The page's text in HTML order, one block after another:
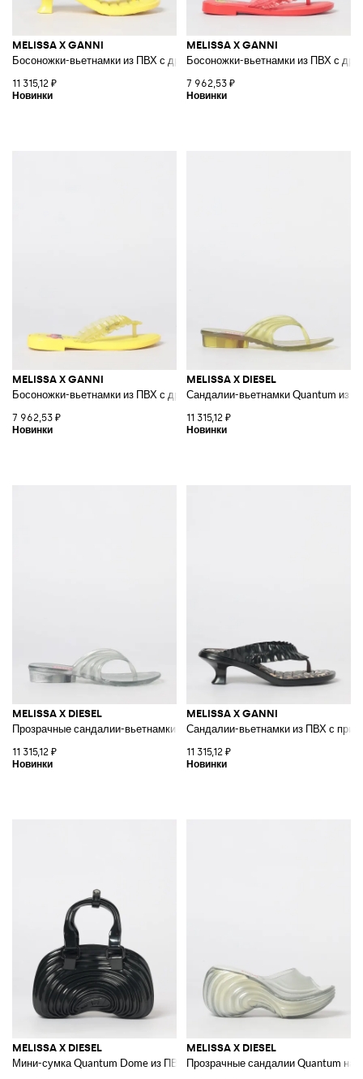
MELISSA X GANNI
Босоножки-вьетнамки из ПВХ с драпировкой и низким каблуком
11 315,12 ₽
MELISSA X GANNI
Босоножки-вьетнамки из ПВХ с
7 962,53 ₽
MELISSA X GANNI
Босоножки-вьетнамки из ПВХ с драпировкой и низким каблуком
7 962,53 ₽
MELISSA X DIESEL
Сандалии-вьетнамки Quantum из
11 315,12 ₽
MELISSA X DIESEL
Прозрачные сандалии-вьетнамки Quantum из коллаборации из ПВХ
11 315,12 ₽
MELISSA X GANNI
Сандалии-вьетнамки из ПВХ с
11 315,12 ₽
MELISSA X DIESEL
Мини-сумка Quantum Dome из ПВХ с логотипом Oval D
MELISSA X DIESEL
Прозрачные сандалии Quantum на